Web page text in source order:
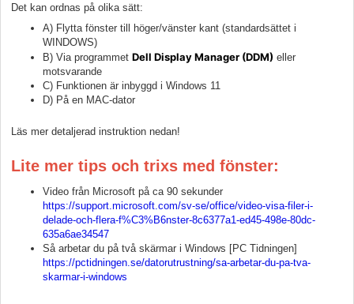
Det kan ordnas på olika sätt:
A) Flytta fönster till höger/vänster kant (standardsättet i
WINDOWS)
B) Via programmet Dell Display Manager (DDM) eller
motsvarande
C) Funktionen är inbyggd i Windows 11
D) På en MAC-dator
Läs mer detaljerad instruktion nedan!
Lite mer tips och trixs med fönster:
Video från Microsoft på ca 90 sekunder
https://support.microsoft.com/sv-se/office/video-visa-filer-i-
delade-och-flera-f%C3%B6nster-8c6377a1-ed45-498e-80dc-
635a6ae34547
Så arbetar du på två skärmar i Windows [PC Tidningen]
https://pctidningen.se/datorutrustning/sa-arbetar-du-pa-tva-
skarmar-i-windows